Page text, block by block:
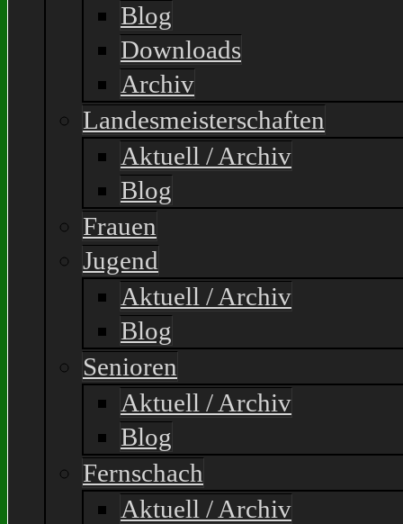
Blog
Downloads
Archiv
Landesmeisterschaften
Aktuell / Archiv
Blog
Frauen
Jugend
Aktuell / Archiv
Blog
Senioren
Aktuell / Archiv
Blog
Fernschach
Aktuell / Archiv